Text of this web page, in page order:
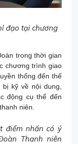
đạo tại chương
trong thời gian
chương trình giao
thống đến thế
kỹ về nội dung,
động cụ thể đến
niên.
điểm nhấn có ý
Thanh niên